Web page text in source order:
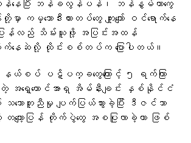
နေပြီး ဘန်ခလွန်ပန်၊ ဘန်နွမ်ယာကွေ
မ္ဘောဒီးယားတပ်တွေ ကျူးကျော် ဝင်ရောက်နေ
ြန်လည် သိမ်းယူဖို့ အပြင်းအထန်
ေဆဲလို့ ထိုင်းစစ်တပ်က ပြောပါတယ်။
စပ် ပဋိပက္ခတွေကြောင့် ၅ ရက်ကြာ
အရှေ့တောင်အာရှ အိမ်နီးချင်း နှစ်နိုင်ငံ
သဘောတူညီမှု ပျက်ပြယ်သွားခဲ့ပြီး ဒီဇင်ဘာ
ျော့ပြန် တိုက်ပွဲတွေ အစပြုလာခဲ့တာ ဖြစ်